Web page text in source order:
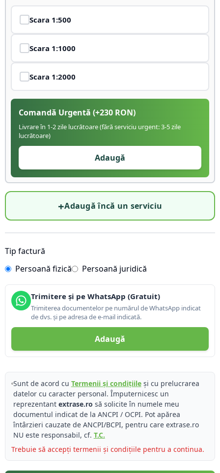
Scara 1:500
Scara 1:1000
Scara 1:2000
Comandă Urgentă (+230 RON)
Livrare în 1-2 zile lucrătoare (fără serviciu urgent: 3-5 zile
lucrătoare)
Adaugă
+Adaugă încă un serviciu
Tip factură
Persoană fizică
Persoană juridică
Trimitere și pe WhatsApp (Gratuit)
Trimiterea documentelor pe numărul de WhatsApp indicat
de dvs. și pe adresa de e-mail indicată.
Adaugă
Sunt de acord cu Termenii și condițiileși cu prelucrarea
datelor cu caracter personal. Împuternicesc un
reprezentant extrase.ro să solicite în numele meu
documentul indicat de la ANCPI / OCPI. Pot apărea
întârzieri cauzate de ANCPI/BCPI, pentru care extrase.ro
NU este responsabil, cf. T.C.
Trebuie să accepți termenii și condițiile pentru a continua.